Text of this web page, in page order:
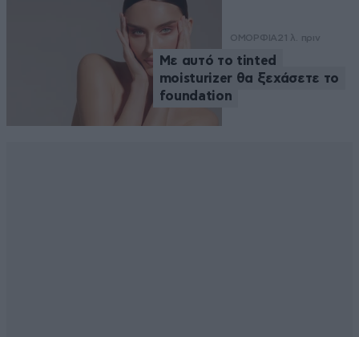
ΟΜΟΡΦΙΑ21 λ. πριν
Με αυτό το tinted
moisturizer θα ξεχάσετε το
foundation